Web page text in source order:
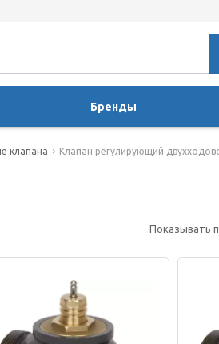
Бренды
клапана Клапан регулирующий
Показывать